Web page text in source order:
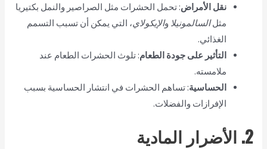
نقل الأمراض: تحمل الحشرات مثل الصراصير والنمل بكتيريا
مثلالسالمونيلا والإيكولاي، التي يمكن أن تسبب التسمم
الغذائي.
التأثير على جودة الطعام: تلوث الحشرات الطعام عند
ملامسته.
الحساسية: تساهم الحشرات في انتشار الحساسية بسبب
الإفرازات والفضلات.
2. الأضرار المادية